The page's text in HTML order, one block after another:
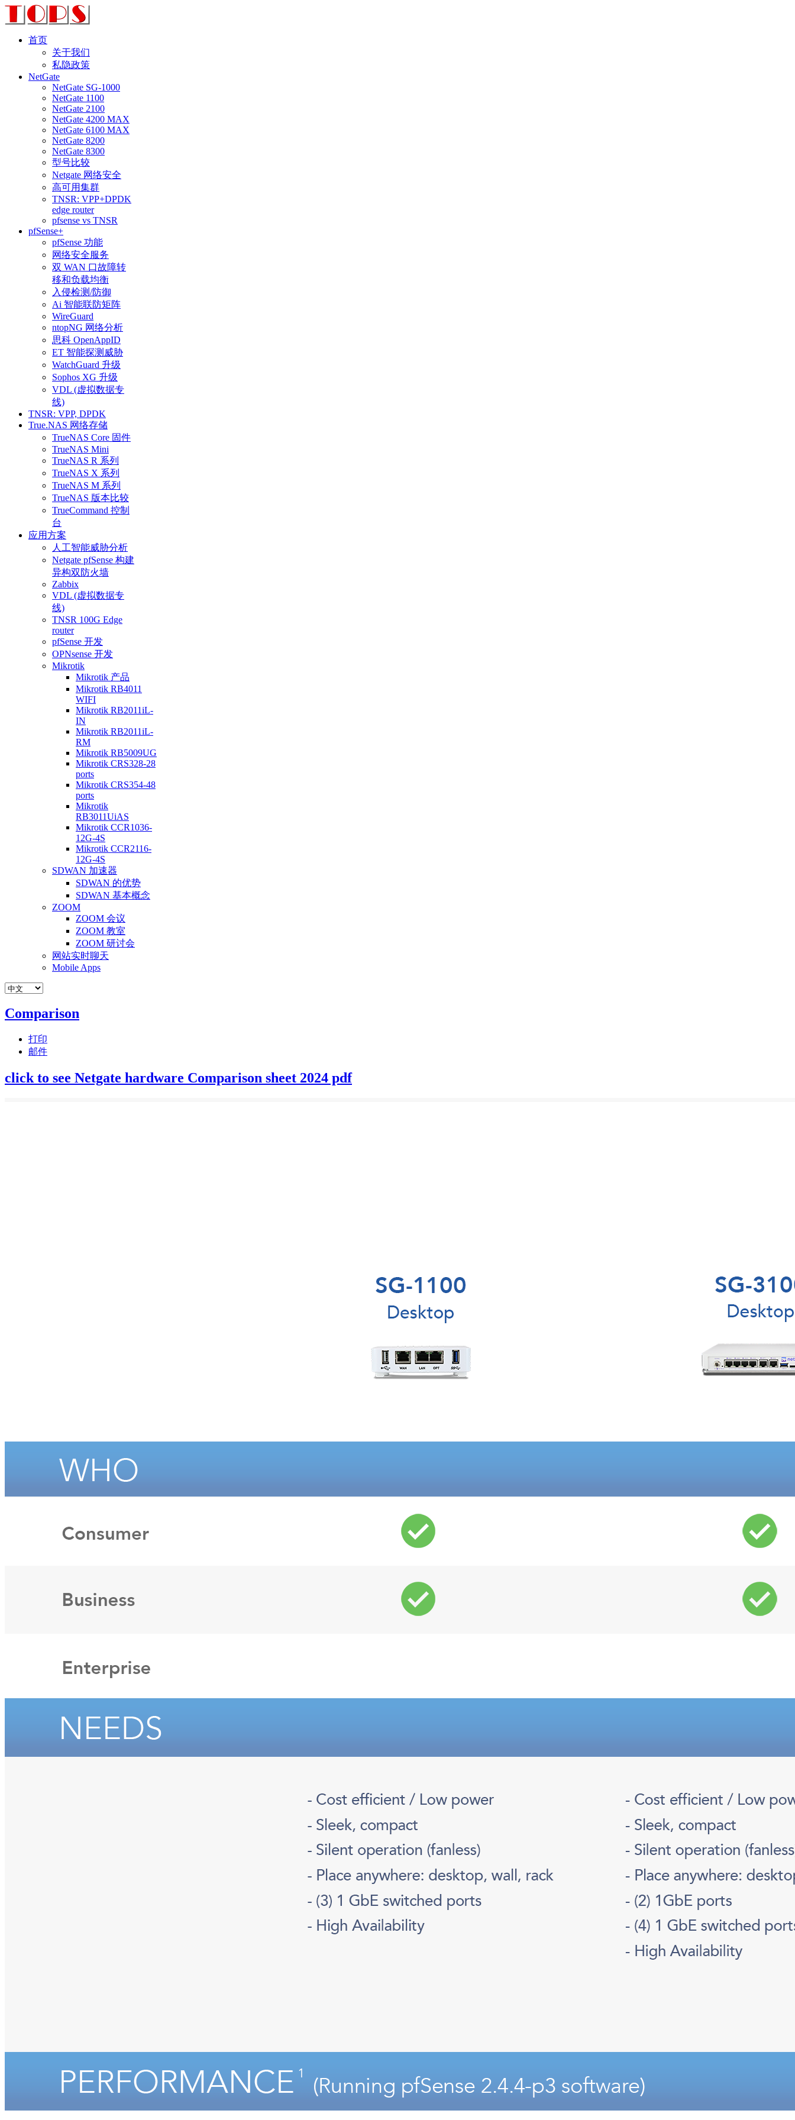
首页
关于我们
私隐政策
NetGate
NetGate SG-1000
NetGate 1100
NetGate 2100
NetGate 4200 MAX
NetGate 6100 MAX
NetGate 8200
NetGate 8300
型号比较
Netgate 网络安全
高可用集群
TNSR: VPP+DPDK
edge router
pfsense vs TNSR
pfSense+
pfSense 功能
网络安全服务
双 WAN 口故障转
移和负载均衡
入侵检测/防御
Ai 智能联防矩阵
WireGuard
ntopNG 网络分析
思科 OpenAppID
ET 智能探测威胁
WatchGuard 升级
Sophos XG 升级
VDL (虚拟数据专
线)
TNSR: VPP, DPDK
True.NAS 网络存储
TrueNAS Core 固件
TrueNAS Mini
TrueNAS R 系列
TrueNAS X 系列
TrueNAS M 系列
TrueNAS 版本比较
TrueCommand 控制
台
应用方案
人工智能威胁分析
Netgate pfSense 构建
异构双防火墙
Zabbix
VDL (虚拟数据专
线)
TNSR 100G Edge
router
pfSense 开发
OPNsense 开发
Mikrotik
Mikrotik 产品
Mikrotik RB4011
WIFI
Mikrotik RB2011iL-
IN
Mikrotik RB2011iL-
RM
Mikrotik RB5009UG
Mikrotik CRS328-28
ports
Mikrotik CRS354-48
ports
Mikrotik
RB3011UiAS
Mikrotik CCR1036-
12G-4S
Mikrotik CCR2116-
12G-4S
SDWAN 加速器
SDWAN 的优势
SDWAN 基本概念
ZOOM
ZOOM 会议
ZOOM 教室
ZOOM 研讨会
网站实时聊天
Mobile Apps
Comparison
打印
邮件
click to see Netgate hardware Comparison sheet 2024 pdf